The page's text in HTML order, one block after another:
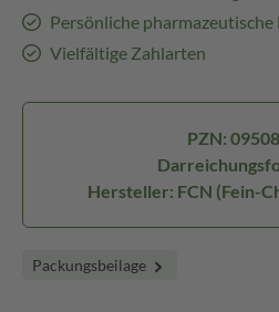
Persönliche pharmazeutische
Vielfältige Zahlarten
PZN:
Hersteller: FCN (Fein-
Packungsbeilage